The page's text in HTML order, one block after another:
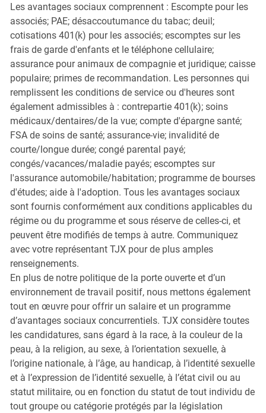
Les avantages sociaux comprennent : Escompte pour les
associés; PAE; désaccoutumance du tabac; deuil;
cotisations 401(k) pour les associés; escomptes sur les
frais de garde d'enfants et le téléphone cellulaire;
assurance pour animaux de compagnie et juridique; caisse
populaire; primes de recommandation. Les personnes qui
remplissent les conditions de service ou d'heures sont
également admissibles à : contrepartie 401(k); soins
médicaux/dentaires/de la vue; compte d'épargne santé;
FSA de soins de santé; assurance-vie; invalidité de
courte/longue durée; congé parental payé;
congés/vacances/maladie payés; escomptes sur
l'assurance automobile/habitation; programme de bourses
d'études; aide à l'adoption. Tous les avantages sociaux
sont fournis conformément aux conditions applicables du
régime ou du programme et sous réserve de celles-ci, et
peuvent être modifiés de temps à autre. Communiquez
avec votre représentant TJX pour de plus amples
renseignements.
En plus de notre politique de la porte ouverte et d’un
environnement de travail positif, nous mettons également
tout en œuvre pour offrir un salaire et un programme
d’avantages sociaux concurrentiels. TJX considère toutes
les candidatures, sans égard à la race, à la couleur de la
peau, à la religion, au sexe, à l’orientation sexuelle, à
l’origine nationale, à l’âge, au handicap, à l’identité sexuelle
et à l’expression de l’identité sexuelle, à l’état civil ou au
statut militaire, ou en fonction du statut de tout individu de
tout groupe ou catégorie protégés par la législation